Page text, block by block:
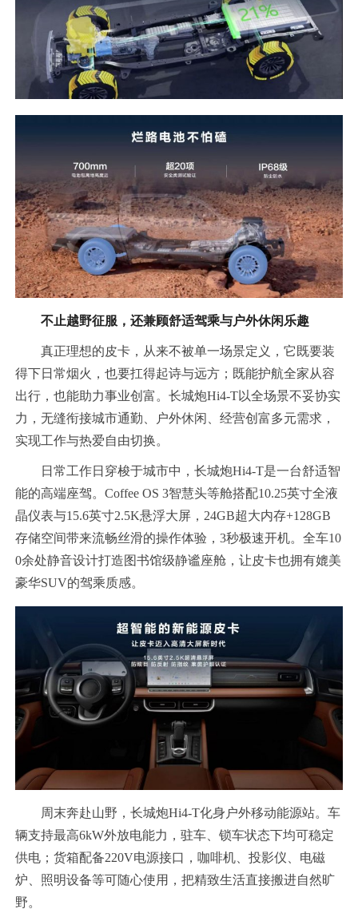
不止越野征服，还兼顾舒适驾乘与户外休闲乐趣
真正理想的皮卡，从来不被单一场景定义，它既要装
得下日常烟火，也要扛得起诗与远方；既能护航全家从容
出行，也能助力事业创富。长城炮Hi4-T以全场景不妥协实
力，无缝衔接城市通勤、户外休闲、经营创富多元需求，
实现工作与热爱自由切换。
日常工作日穿梭于城市中，长城炮Hi4-T是一台舒适智
能的高端座驾。Coffee OS 3智慧头等舱搭配10.25英寸全液
晶仪表与15.6英寸2.5K悬浮大屏，24GB超大内存+128GB
存储空间带来流畅丝滑的操作体验，3秒极速开机。全车10
0余处静音设计打造图书馆级静谧座舱，让皮卡也拥有媲美
豪华SUV的驾乘质感。
周末奔赴山野，长城炮Hi4-T化身户外移动能源站。车
辆支持最高6kW外放电能力，驻车、锁车状态下均可稳定
供电；货箱配备220V电源接口，咖啡机、投影仪、电磁
炉、照明设备等可随心使用，把精致生活直接搬进自然旷
野。